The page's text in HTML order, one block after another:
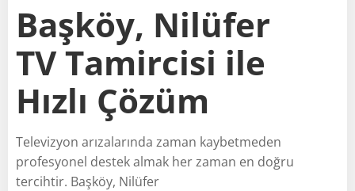
Başköy, Nilüfer
TV Tamircisi ile
Hızlı Çözüm
Televizyon arızalarında zaman kaybetmeden
profesyonel destek almak her zaman en doğru
tercihtir. Başköy, Nilüfer